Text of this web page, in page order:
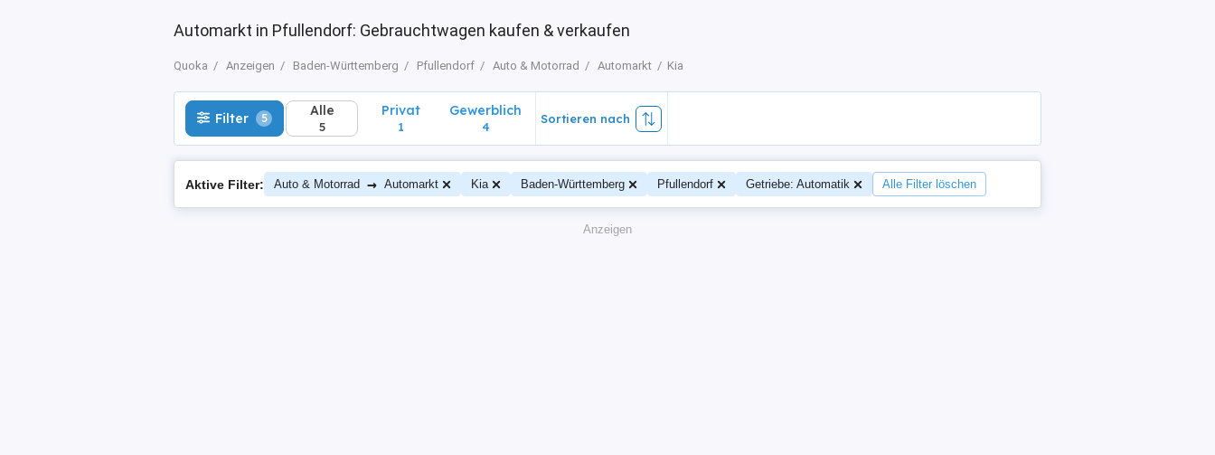
Automarkt in Pfullendorf: Gebrauchtwagen kaufen & verkaufen
Quoka Anzeigen Baden-Württemberg Pfullendorf Auto & Motorrad Automarkt Kia
Filter 5 Alle
5
Privat
1
Gewerblich
4
Sortieren nach
Aktive Filter: Auto & Motorrad → Automarkt Kia Baden-Württemberg Pfullendorf Getriebe: Automatik Alle Filter löschen
Anzeigen